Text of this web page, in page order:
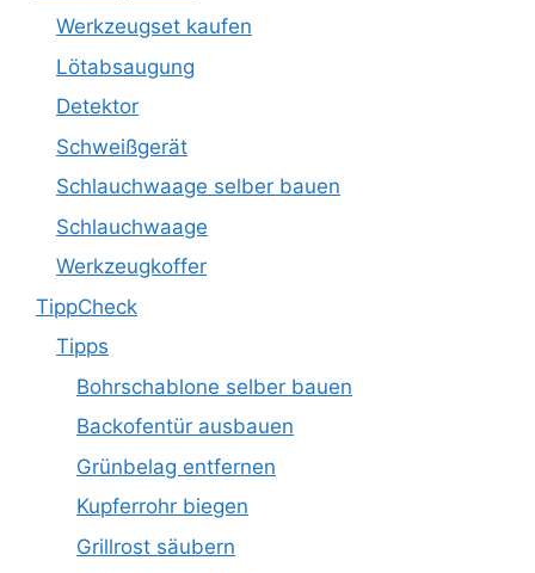
Werkzeugset kaufen
Lötabsaugung
Detektor
Schweißgerät
Schlauchwaage selber bauen
Schlauchwaage
Werkzeugkoffer
TippCheck
Tipps
Bohrschablone selber bauen
Backofentür ausbauen
Grünbelag entfernen
Kupferrohr biegen
Grillrost säubern